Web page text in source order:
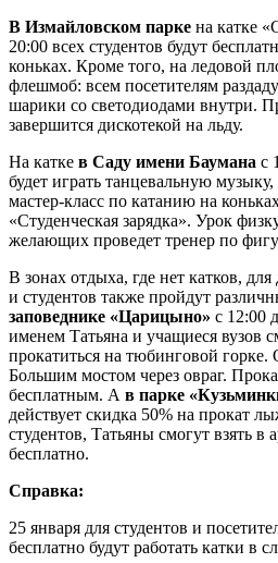
В Измайловском парке на катке
20:00 всех студентов будут
коньках. Кроме того, на ледовой
флешмоб: всем посетителям
шарики со светодиодами внутри.
завершится дискотекой на льду.
На катке в Саду имени Баумана с
будет играть танцевальную
мастер-класс по катанию на
«Студенческая зарядка». Урок
желающих проведет тренер по
В зонах отдыха, где нет катков,
и студентов также пройдут
заповеднике «Царицыно» с 12:00
именем Татьяна и учащиеся вузов
прокатиться на тюбинговой
Большим мостом через овраг.
бесплатным. А в парке
действует скидка 50% на прокат
студентов, Татьяны смогут взять в
бесплатно.
Справка:
25 января для студентов и
бесплатно будут работать катки в